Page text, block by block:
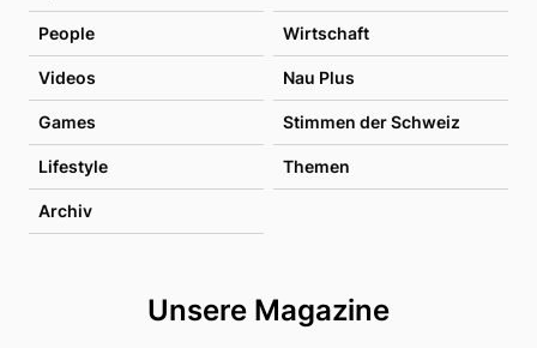
People Wirtschaft
Videos Nau Plus
Games Stimmen der Schweiz
Lifestyle Themen
Archiv
Unsere Magazine